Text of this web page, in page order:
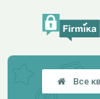
 Все